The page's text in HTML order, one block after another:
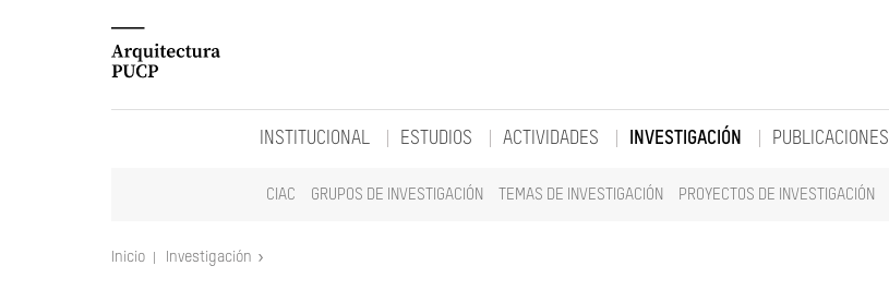
INSTITUCIONAL ESTUDIOS ACTIVIDADES INVESTIGACIÓN
CIAC GRUPOS DE INVESTIGACIÓN TEMAS DE INVESTIGACIÓN PROYECTOS DE INVESTIGACIÓN
PUBLICACIONES
Inicio Investigación